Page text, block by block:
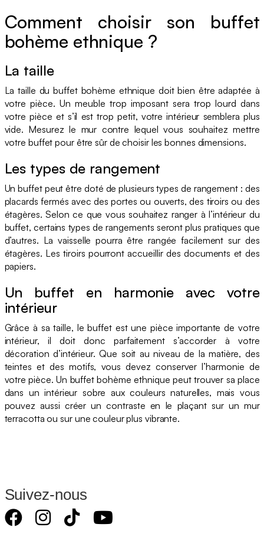
Comment choisir son buffet
bohème ethnique ?
La taille
La taille du buffet bohème ethnique doit bien être adaptée à
votre pièce. Un meuble trop imposant sera trop lourd dans
votre pièce et s’il est trop petit, votre intérieur semblera plus
vide. Mesurez le mur contre lequel vous souhaitez mettre
votre buffet pour être sûr de choisir les bonnes dimensions.
Les types de rangement
Un buffet peut être doté de plusieurs types de rangement : des
placards fermés avec des portes ou ouverts, des tiroirs ou des
étagères. Selon ce que vous souhaitez ranger à l’intérieur du
buffet, certains types de rangements seront plus pratiques que
d’autres. La vaisselle pourra être rangée facilement sur des
étagères. Les tiroirs pourront accueillir des documents et des
papiers.
Un buffet en harmonie avec votre
intérieur
Grâce à sa taille, le buffet est une pièce importante de votre
intérieur, il doit donc parfaitement s’accorder à votre
décoration d’intérieur. Que soit au niveau de la matière, des
teintes et des motifs, vous devez conserver l’harmonie de
votre pièce. Un buffet bohème ethnique peut trouver sa place
dans un intérieur sobre aux couleurs naturelles, mais vous
pouvez aussi créer un contraste en le plaçant sur un mur
terracotta ou sur une couleur plus vibrante.
Suivez-nous